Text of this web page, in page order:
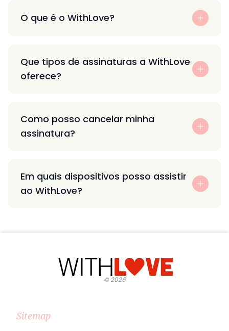
O que é o WithLove?
Que tipos de assinaturas a WithLove
oferece?
Como posso cancelar minha
assinatura?
Em quais dispositivos posso assistir
ao WithLove?
©2026
Sitemap